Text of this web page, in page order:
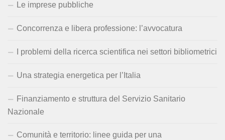
Le imprese pubbliche
Concorrenza e libera professione: l’avvocatura
I problemi della ricerca scientifica nei settori bibliometrici
Una strategia energetica per l’Italia
Finanziamento e struttura del Servizio Sanitario
Nazionale
Comunità e territorio: linee guida per una